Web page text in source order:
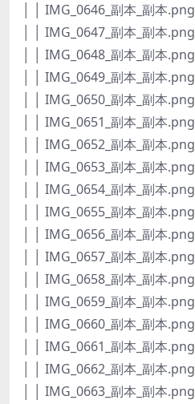
│ │ IMG_0646_副本_副本.png
│ │ IMG_0647_副本_副本.png
│ │ IMG_0648_副本_副本.png
│ │ IMG_0649_副本_副本.png
│ │ IMG_0650_副本_副本.png
│ │ IMG_0651_副本_副本.png
│ │ IMG_0652_副本_副本.png
│ │ IMG_0653_副本_副本.png
│ │ IMG_0654_副本_副本.png
│ │ IMG_0655_副本_副本.png
│ │ IMG_0656_副本_副本.png
│ │ IMG_0657_副本_副本.png
│ │ IMG_0658_副本_副本.png
│ │ IMG_0659_副本_副本.png
│ │ IMG_0660_副本_副本.png
│ │ IMG_0661_副本_副本.png
│ │ IMG_0662_副本_副本.png
│ │ IMG_0663_副本_副本.png